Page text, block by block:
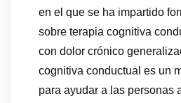
en el que se ha impartido
sobre terapia cognitiva
con dolor crónico
cognitiva conductual es un
para ayudar a las personas